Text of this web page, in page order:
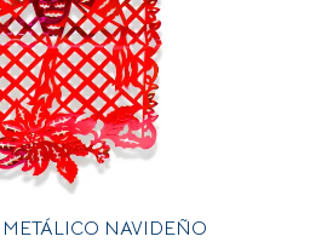
NAVIDEÑO